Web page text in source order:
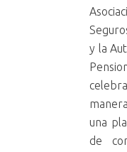
y la
una
de